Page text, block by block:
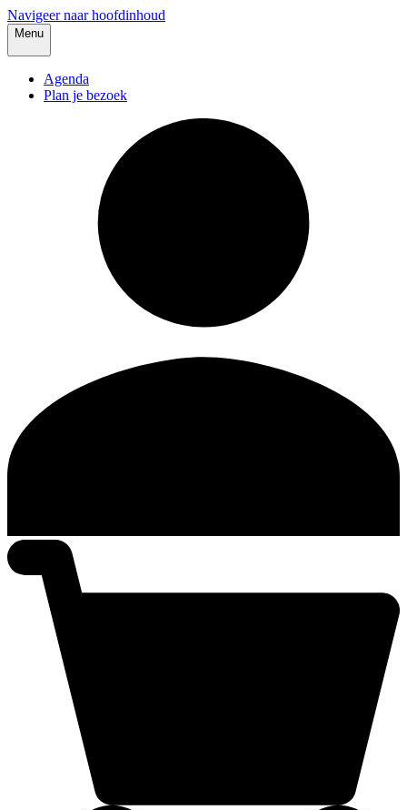
Navigeer naar hoofdinhoud
Menu
Agenda
Plan je bezoek